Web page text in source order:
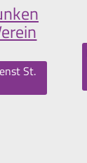
St.